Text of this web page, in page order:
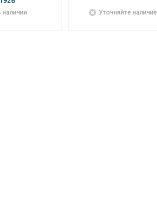
наличии Уточняйте наличие